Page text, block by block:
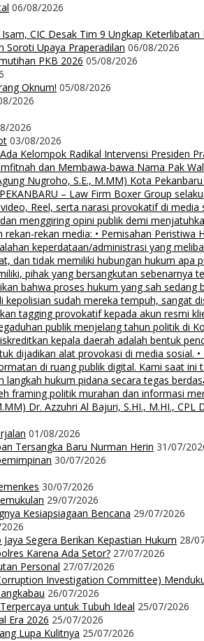
06/08/2026
CIC Desak Tim 9 Ungkap Keterlibatan
Soroti Upaya Praperadilan 06/08/2026
PKB 2026 05/08/2026
Oknum! 05/08/2026
2026
2026
03/08/2026
Kelompok Radikal Intervensi Presiden
dan Membawa-bawa Nama Pak
Nugroho, S.E., M.MM) Kota
– Law Firm Boxer Group
Reel, serta narasi provokatif di
menggiring opini publik demi
rekan media: • Pemisahan Peristiwa
keperdataan/administrasi yang
tidak memiliki hubungan hukum apa
pihak yang bersangkutan sebenarnya
bahwa proses hukum yang sah
sudah mereka tempuh,
tagging provokatif kepada akun resmi
publik menjelang tahun politik di
kepala daerah adalah bentuk
dijadikan alat provokasi di media sosial.
di ruang publik digital. Kami saat
hukum pidana secara tegas
framing politik murahan dan informasi
Dr. Azzuhri Al Bajuri, S.HI., M.HI., CPL
01/08/2026
Tersangka Baru Nurman Herin 31/07/
30/07/2026
30/07/2026
29/07/2026
Kesiapsiagaan Bencana 29/07/2026
Segera Berikan Kepastian Hukum 28/
Karena Ada Setor? 27/07/2026
Personal 27/07/2026
Investigation Committee)
26/07/2026
untuk Tubuh Ideal 25/07/2026
Era 2026 25/07/2026
Lupa Kulitnya 25/07/2026